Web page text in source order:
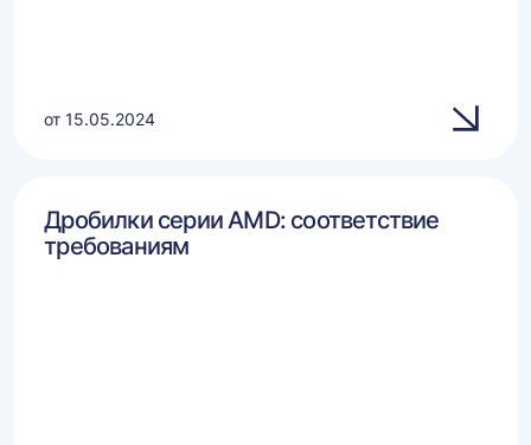
от 15.05.2024
Дробилки серии AMD: соответствие
требованиям